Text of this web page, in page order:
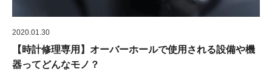
2020.01.30
【時計修理専用】オーバーホールで使用される設備や機
器ってどんなモノ？